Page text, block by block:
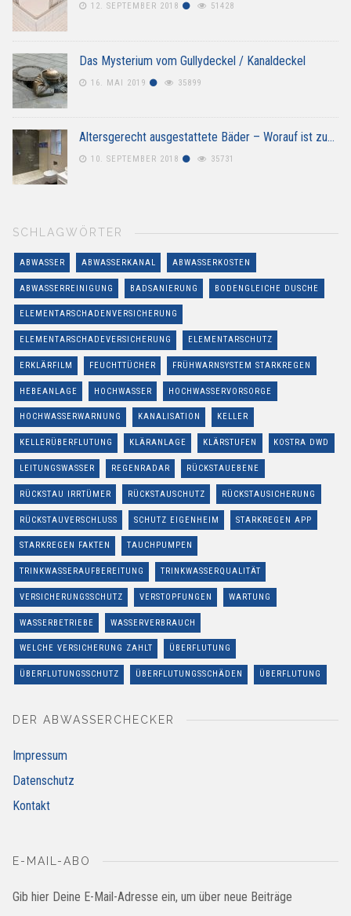
12. SEPTEMBER 2018 51428
Das Mysterium vom Gullydeckel / Kanaldeckel
16. MAI 2019 35899
Altersgerecht ausgestattete Bäder – Worauf ist zu…
10. SEPTEMBER 2018 35731
SCHLAGWÖRTER
ABWASSER ABWASSERKANAL ABWASSERKOSTEN
ABWASSERREINIGUNG BADSANIERUNG BODENGLEICHE DUSCHE
ELEMENTARSCHADENVERSICHERUNG
ELEMENTARSCHADEVERSICHERUNG ELEMENTARSCHUTZ
ERKLÄRFILM FEUCHTTÜCHER FRÜHWARNSYSTEM STARKREGEN
HEBEANLAGE HOCHWASSER HOCHWASSERVORSORGE
HOCHWASSERWARNUNG KANALISATION KELLER
KELLERÜBERFLUTUNG KLÄRANLAGE KLÄRSTUFEN KOSTRA DWD
LEITUNGSWASSER REGENRADAR RÜCKSTAUEBENE
RÜCKSTAU IRRTÜMER RÜCKSTAUSCHUTZ RÜCKSTAUSICHERUNG
RÜCKSTAUVERSCHLUSS SCHUTZ EIGENHEIM STARKREGEN APP
STARKREGEN FAKTEN TAUCHPUMPEN
TRINKWASSERAUFBEREITUNG TRINKWASSERQUALITÄT
VERSICHERUNGSSCHUTZ VERSTOPFUNGEN WARTUNG
WASSERBETRIEBE WASSERVERBRAUCH
WELCHE VERSICHERUNG ZAHLT ÜBERFLUTUNG
ÜBERFLUTUNGSSCHUTZ ÜBERFLUTUNGSSCHÄDEN ÜBERFLUTUNG
DER ABWASSERCHECKER
Impressum
Datenschutz
Kontakt
E-MAIL-ABO
Gib hier Deine E-Mail-Adresse ein, um über neue Beiträge